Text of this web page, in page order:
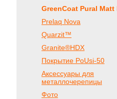
GreenCoat Pural Matt
Prelaq Nova
Quarzit™
Granite®HDX
Покрытие PoUsi-50
Аксессуары для
металлочерепицы
Фото